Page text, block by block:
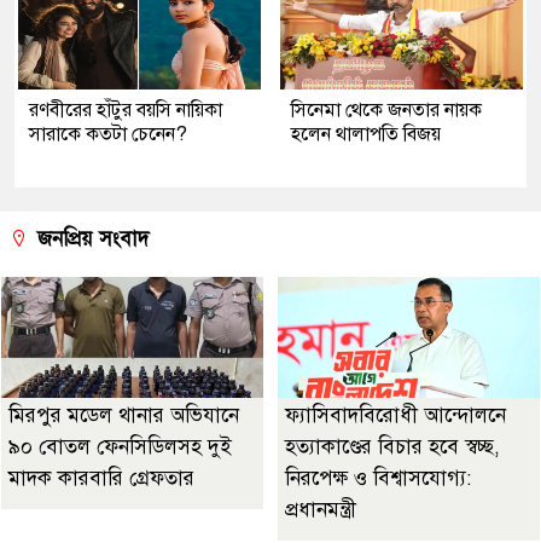
রণবীরের হাঁটুর বয়সি নায়িকা
সারাকে কতটা চেনেন?
সিনেমা থেকে জনতার নায়ক
হলেন থালাপতি বিজয়
জনপ্রিয় সংবাদ
মিরপুর মডেল থানার অভিযানে
৯০ বোতল ফেনসিডিলসহ দুই
মাদক কারবারি গ্রেফতার
ফ্যাসিবাদবিরোধী আন্দোলনে
হত্যাকাণ্ডের বিচার হবে স্বচ্ছ,
নিরপেক্ষ ও বিশ্বাসযোগ্য:
প্রধানমন্ত্রী